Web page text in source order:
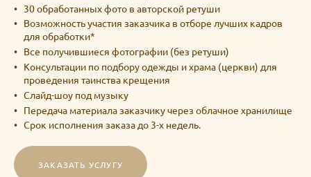
30 обработанных фото в авторской ретуши
Возможность участия заказчика в отборе лучших кадров
для обработки*
Все получившиеся фотографии (без ретуши)
Консультации по подбору одежды и храма (церкви) для
проведения таинства крещения
Слайд-шоу под музыку
Передача материала заказчику через облачное хранилище
Срок исполнения заказа до 3-х недель.
ЗАКАЗАТЬ УСЛУГУ